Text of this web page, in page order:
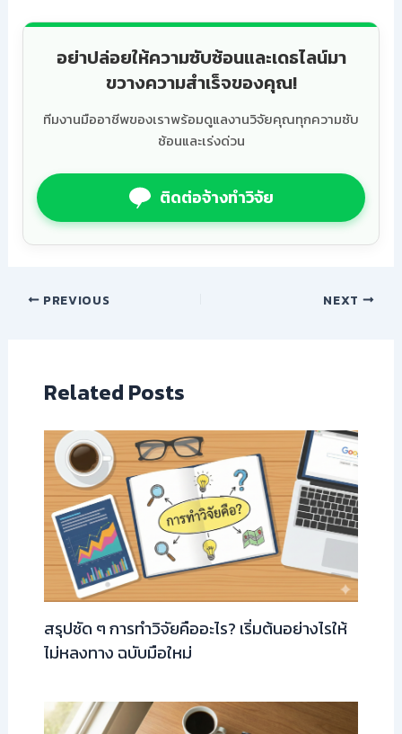
อย่าปล่อยให้ความซับซ้อนและเดธไลน์มา
ขวางความสำเร็จของคุณ!
ทีมงานมืออาชีพของเราพร้อมดูแลงานวิจัยคุณทุกความซับ
ซ้อนและเร่งด่วน
ติดต่อจ้างทำวิจัย
PREVIOUS NEXT
Related Posts
สรุปชัด ๆ การทำวิจัยคืออะไร? เริ่มต้นอย่างไรให้
ไม่หลงทาง ฉบับมือใหม่